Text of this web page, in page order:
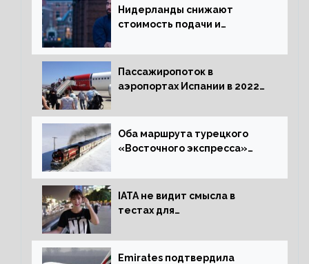
Нидерланды снижают
стоимость подачи и
жительство
Пассажиропоток в
аэропортах Испании в 2022
процентов
Оба маршрута турецкого
«Восточного экспресса»
IATA не видит смысла в
тестах для
Emirates подтвердила